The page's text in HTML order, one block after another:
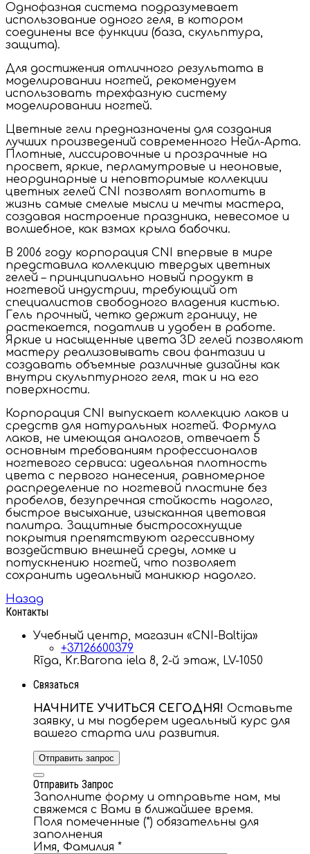
Однофазная система подразумевает
использование одного геля, в котором
соединены все функции (база, скульптура,
защита).
Для достижения отличного результата в
моделировании ногтей, рекомендуем
использовать трехфазную систему
моделировании ногтей.
Цветные гели предназначены для создания
лучших произведений современного Нейл-Арта.
Плотные, лиссировочные и прозрачные на
просвет, яркие, перламутровые и неоновые,
неординарные и неповторимые коллекции
цветных гелей CNI позволят воплотить в
жизнь самые смелые мысли и мечты мастера,
создавая настроение праздника, невесомое и
волшебное, как взмах крыла бабочки.
В 2006 году корпорация CNI впервые в мире
представила коллекцию твердых цветных
гелей – принципиально новый продукт в
ногтевой индустрии, требующий от
специалистов свободного владения кистью.
Гель прочный, четко держит границу, не
растекается, податлив и удобен в работе.
Яркие и насыщенные цвета 3D гелей позволяют
мастеру реализовывать свои фантазии и
создавать объемные различные дизайны как
внутри скульптурного геля, так и на его
поверхности.
Корпорация CNI выпускает коллекцию лаков и
средств для натуральных ногтей. Формула
лаков, не имеющая аналогов, отвечает 5
основным требованиям профессионалов
ногтевого сервиса: идеальная плотность
цвета с первого нанесения, равномерное
распределение по ногтевой пластине без
пробелов, безупречная стойкость надолго,
быстрое высыхание, изысканная цветовая
палитра. Защитные быстросохнущие
покрытия препятствуют агрессивному
воздействию внешней среды, ломке и
потускнению ногтей, что позволяет
сохранить идеальный маникюр надолго.
Назад
Контакты
Учебный центр, магазин «CNI-Baltija»
+37126600379
Rīga, Kr.Barona iela 8, 2-й этаж, LV-1050
Связаться
НАЧНИТЕ УЧИТЬСЯ СЕГОДНЯ! Оставьте
заявку, и мы подберем идеальный курс для
вашего старта или развития.
Отправить запрос
Отправить Запрос
Заполните форму и отправьте нам, мы
свяжемся с Вами в ближайшее время.
Поля помеченные (*) обязательны для
заполнения
Имя, Фамилия *